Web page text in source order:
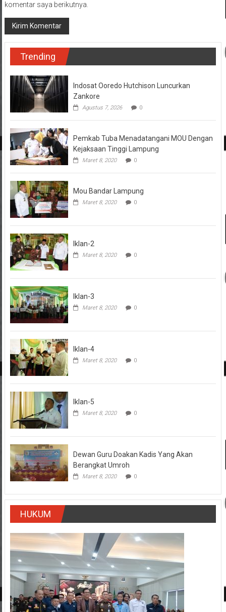
komentar saya berikutnya.
Trending
Indosat Ooredo Hutchison Luncurkan
Zankore
Agustus 7, 2026 0
Pemkab Tuba Menadatangani MOU Dengan
Kejaksaan Tinggi Lampung
Maret 8, 2020 0
Mou Bandar Lampung
Maret 8, 2020 0
Iklan-2
Maret 8, 2020 0
Iklan-3
Maret 8, 2020 0
Iklan-4
Maret 8, 2020 0
Iklan-5
Maret 8, 2020 0
Dewan Guru Doakan Kadis Yang Akan
Berangkat Umroh
Maret 8, 2020 0
HUKUM